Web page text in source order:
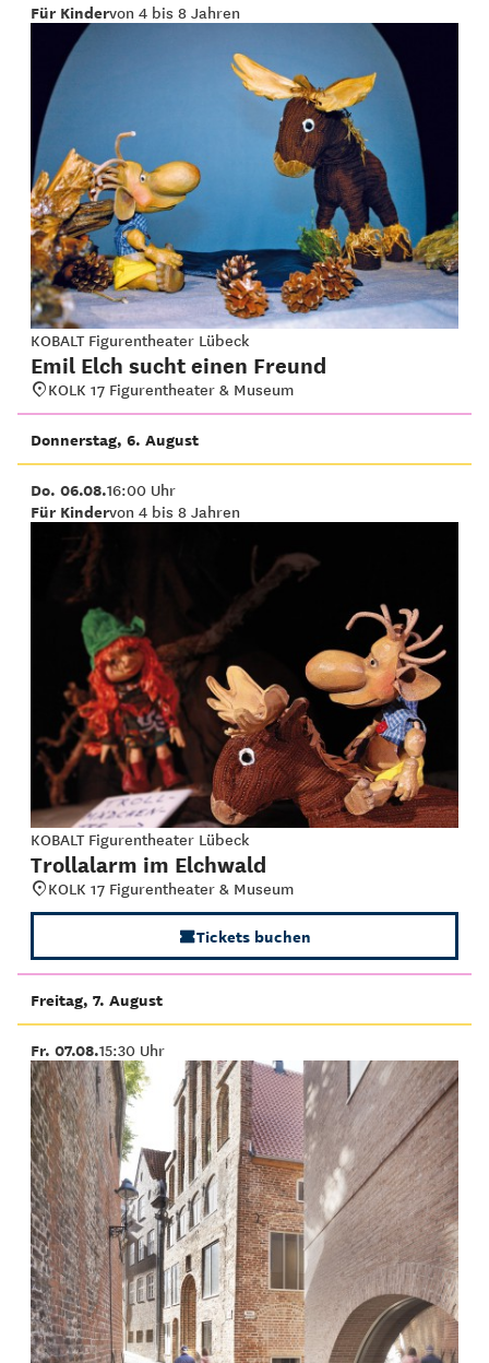
Für Kindervon 4 bis 8 Jahren
KOBALT Figurentheater Lübeck
Emil Elch sucht einen Freund
KOLK 17 Figurentheater & Museum
Donnerstag, 6. August
Do. 06.08.16:00 Uhr
Für Kindervon 4 bis 8 Jahren
KOBALT Figurentheater Lübeck
Trollalarm im Elchwald
KOLK 17 Figurentheater & Museum
Tickets buchen
Freitag, 7. August
Fr. 07.08.15:30 Uhr